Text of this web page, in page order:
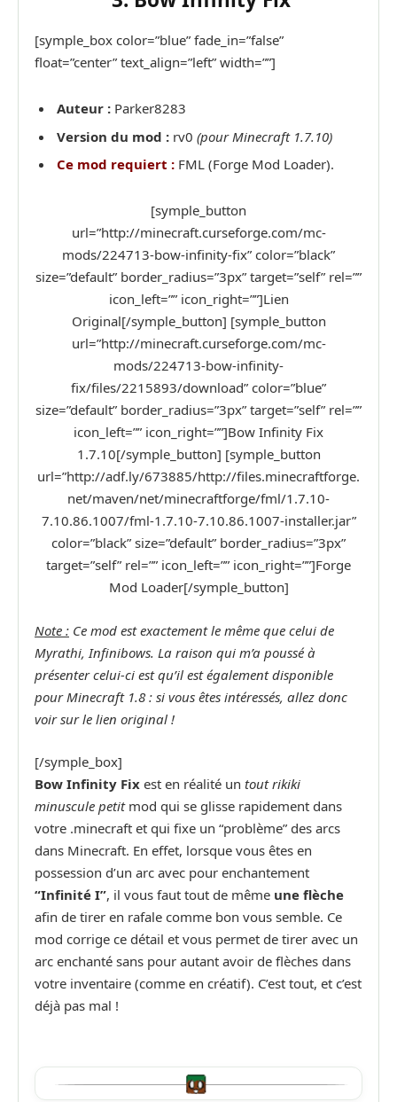
[symple_box color=”blue” fade_in=”false”
float=”center” text_align=”left” width=””]
Auteur : Parker8283
Version du mod : rv0 (pour Minecraft 1.7.10)
Ce mod requiert : FML (Forge Mod Loader).
[symple_button
url=”http://minecraft.curseforge.com/mc-
mods/224713-bow-infinity-fix” color=”black”
size=”default” border_radius=”3px” target=”self” rel=””
icon_left=”” icon_right=””]Lien
Original[/symple_button] [symple_button
url=”http://minecraft.curseforge.com/mc-
mods/224713-bow-infinity-
fix/files/2215893/download” color=”blue”
size=”default” border_radius=”3px” target=”self” rel=””
icon_left=”” icon_right=””]Bow Infinity Fix
1.7.10[/symple_button] [symple_button
url=”http://adf.ly/673885/http://files.minecraftforge.
net/maven/net/minecraftforge/fml/1.7.10-
7.10.86.1007/fml-1.7.10-7.10.86.1007-installer.jar”
color=”black” size=”default” border_radius=”3px”
target=”self” rel=”” icon_left=”” icon_right=””]Forge
Mod Loader[/symple_button]
Note : Ce mod est exactement le même que celui de
Myrathi, Infinibows. La raison qui m’a poussé à
présenter celui-ci est qu’il est également disponible
pour Minecraft 1.8 : si vous êtes intéressés, allez donc
voir sur le lien original !
[/symple_box]
Bow Infinity Fix est en réalité un tout rikiki
minuscule petitmod qui se glisse rapidement dans
votre .minecraft et qui fixe un “problème” des arcs
dans Minecraft. En effet, lorsque vous êtes en
possession d’un arc avec pour enchantement
“Infinité I”, il vous faut tout de même une flèche
afin de tirer en rafale comme bon vous semble. Ce
mod corrige ce détail et vous permet de tirer avec un
arc enchanté sans pour autant avoir de flèches dans
votre inventaire (comme en créatif). C’est tout, et c’est
déjà pas mal !